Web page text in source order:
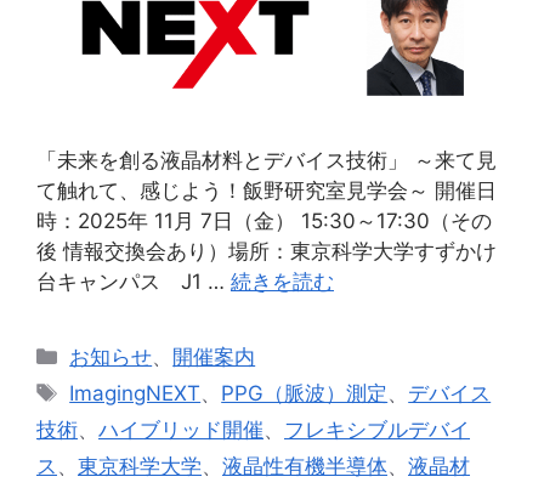
「未来を創る液晶材料とデバイス技術」 ～来て見
て触れて、感じよう！飯野研究室見学会～ 開催日
時：2025年 11月 7日（金） 15:30～17:30（その
後 情報交換会あり）場所：東京科学大学すずかけ
台キャンパス J1 … 続きを読む
カ
テ
リ
ー
お知らせ、 開催案内
タ
グ
ImagingNEXT、 PPG（脈波）測定 、 デバイス
技術、 ハイブリッド開催、 フレキシブルデバイ
ス 、 東京科学大学、 液晶性有機半導体、 液晶材